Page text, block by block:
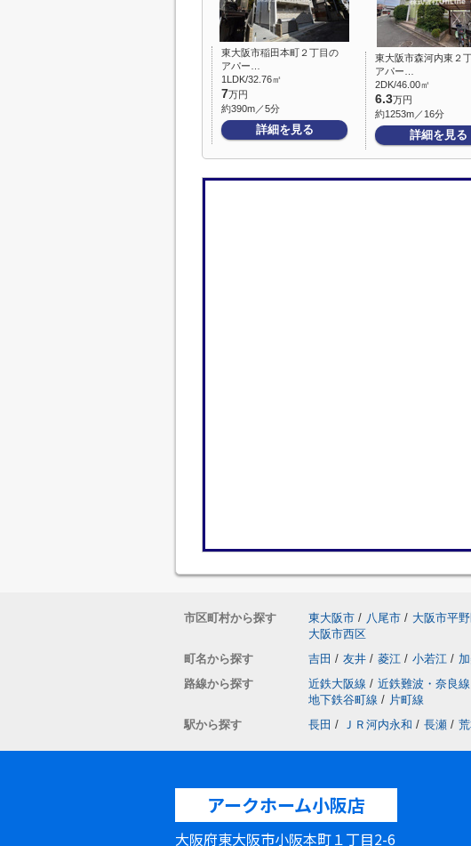
東大阪市稲田本町２丁目の
アパー…
1LDK/32.76㎡
7万円
約390m／5分
詳細を見る
東大阪市森河内東２
アパー…
2DK/46.00㎡
6.3万円
約1253m／16分
詳細を見る
市区町村から探す 東大阪市 / 八尾市 / 大阪市平
大阪市西区
町名から探す
吉田 / 友井 / 菱江 / 小若江 /
路線から探す
近鉄大阪線 / 近鉄難波・奈良線
地下鉄谷町線 / 片町線
駅から探す
長田 / ＪＲ河内永和 / 長瀬 /
アークホーム小阪店
大阪府東大阪市小阪本町１丁目2-6